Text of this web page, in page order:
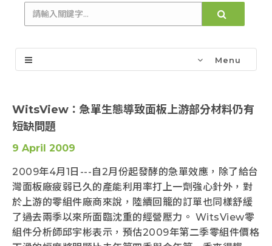
Menu
WitsView：急單生態導致面板上游部分材料仍有
短缺問題
9 April 2009
2009年4月1日---自2月份起發酵的急單效應，除了給台
灣面板廠疲弱已久的產能利用率打上一劑強心針外，對
於上游的零組件廠商來說，陸續回籠的訂單也同樣舒緩
了過去兩季以來所面臨沈重的經營壓力。 WitsView零
組件分析師邱宇彬表示，預估2009年第二季零組件價格